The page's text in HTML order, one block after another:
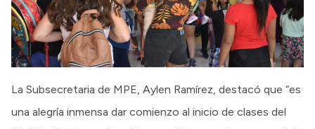
La Subsecretaria de MPE, Aylen Ramírez, destacó que “es
una alegría inmensa dar comienzo al inicio de clases del